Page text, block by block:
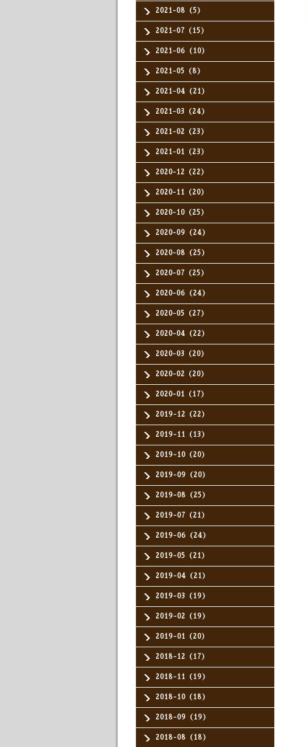
2021-08（5）
2021-07（15）
2021-06（10）
2021-05（8）
2021-04（21）
2021-03（24）
2021-02（23）
2021-01（23）
2020-12（22）
2020-11（20）
2020-10（25）
2020-09（24）
2020-08（25）
2020-07（25）
2020-06（24）
2020-05（27）
2020-04（22）
2020-03（20）
2020-02（20）
2020-01（17）
2019-12（22）
2019-11（13）
2019-10（20）
2019-09（20）
2019-08（25）
2019-07（21）
2019-06（24）
2019-05（21）
2019-04（21）
2019-03（19）
2019-02（19）
2019-01（20）
2018-12（17）
2018-11（19）
2018-10（18）
2018-09（19）
2018-08（18）